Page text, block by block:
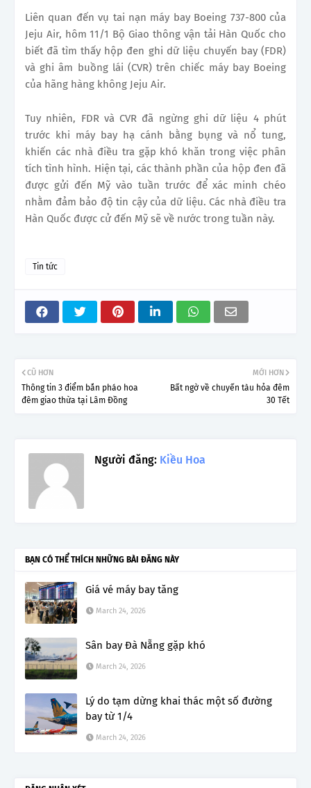
Liên quan đến vụ tai nạn máy bay Boeing 737-800 của
Jeju Air, hôm 11/1 Bộ Giao thông vận tải Hàn Quốc cho
biết đã tìm thấy hộp đen ghi dữ liệu chuyến bay (FDR)
và ghi âm buồng lái (CVR) trên chiếc máy bay Boeing
của hãng hàng không Jeju Air.
Tuy nhiên, FDR và CVR đã ngừng ghi dữ liệu 4 phút
trước khi máy bay hạ cánh bằng bụng và nổ tung,
khiến các nhà điều tra gặp khó khăn trong việc phân
tích tình hình. Hiện tại, các thành phần của hộp đen đã
được gửi đến Mỹ vào tuần trước để xác minh chéo
nhằm đảm bảo độ tin cậy của dữ liệu. Các nhà điều tra
Hàn Quốc được cử đến Mỹ sẽ về nước trong tuần này.
Tin tức
MỚI HƠN
Bất ngờ về chuyến tàu hỏa đêm
30 Tết
CŨ HƠN
Thông tin 3 điểm bắn pháo hoa
đêm giao thừa tại Lâm Đồng
Người đăng: Kiều Hoa
BẠN CÓ THỂ THÍCH NHỮNG BÀI ĐĂNG NÀY
Giá vé máy bay tăng
March 24, 2026
Sân bay Đà Nẵng gặp khó
March 24, 2026
Lý do tạm dừng khai thác một số đường
bay từ 1/4
March 24, 2026